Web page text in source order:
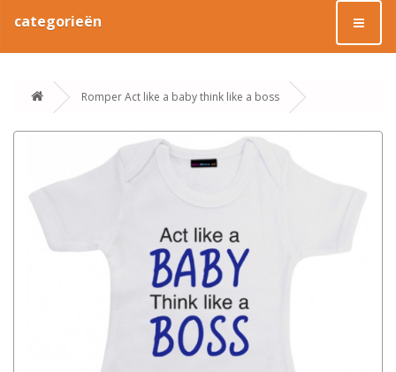
categorieën
Romper Act like a baby think like a boss